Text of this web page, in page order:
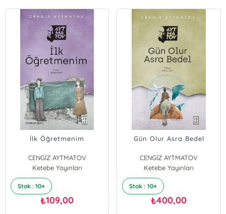
İlk Öğretmenim
CENGİZ AYTMATOV
Ketebe Yayınları
Stok : 10+
₺109,00
Gün Olur Asra Bedel
CENGİZ AYTMATOV
Ketebe Yayınları
Stok : 10+
₺400,00